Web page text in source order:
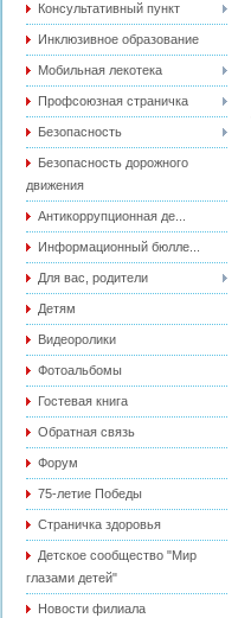
Консультативный пункт
Инклюзивное образование
Мобильная лекотека
Профсоюзная страничка
Безопасность
Безопасность дорожного
движения
Антикоррупционная де...
Информационный бюлле...
Для вас, родители
Детям
Видеоролики
Фотоальбомы
Гостевая книга
Обратная связь
Форум
75-летие Победы
Страничка здоровья
Детское сообщество "Мир
глазами детей"
Новости филиала